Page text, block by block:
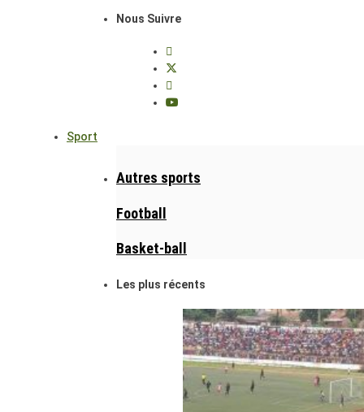
Nous Suivre
Sport
Autres sports
Football
Basket-ball
Les plus récents